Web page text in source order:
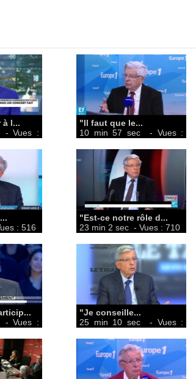
l...
- Vues :
"Il faut que le...
10 min 57 sec
- Vues :
: 516
"Est-ce notre rôle d...
23 min 2 sec - Vues : 710
- Vues :
"Je conseille...
25 min 10 sec
- Vues :